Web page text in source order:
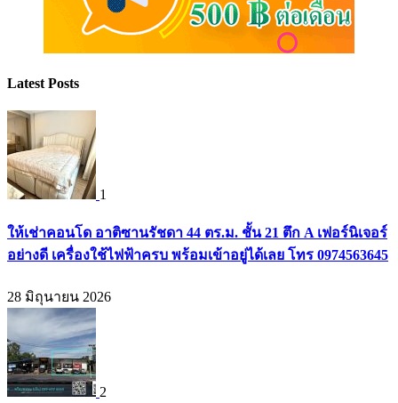
Latest Posts
1
ให้เช่าคอนโด อาติซานรัชดา 44 ตร.ม. ชั้น 21 ตึก A เฟอร์นิเจอร์
อย่างดี เครื่องใช้ไฟฟ้าครบ พร้อมเข้าอยู่ได้เลย โทร 0974563645
28 มิถุนายน 2026
2